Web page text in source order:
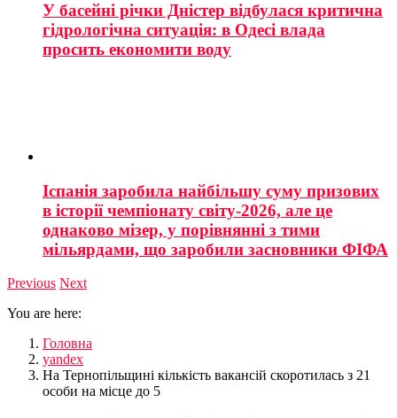
У басейні річки Дністер відбулася критична
гідрологічна ситуація: в Одесі влада
просить економити воду
Іспанія заробила найбільшу суму призових
в історії чемпіонату світу-2026, але це
однаково мізер, у порівнянні з тими
мільярдами, що заробили засновники ФІФА
Previous Next
You are here:
Головна
yandex
На Тернопільщині кількість вакансій скоротилась з 21
особи на місце до 5